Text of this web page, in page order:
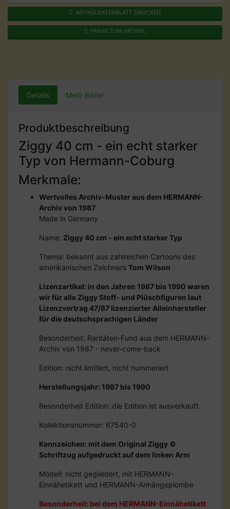
ARTIKELDATENBLATT DRUCKEN
FRAGE ZUM ARTIKEL
Details Mehr Bilder
Produktbeschreibung
Ziggy 40 cm - ein echt starker
Typ von Hermann-Coburg
Merkmale:
Wertvolles Archiv-Muster aus dem HERMANN-
Archiv von 1987
Made in Germany
Name: Ziggy 40 cm - ein echt starker Typ
Thema: bekannt aus zahlreichen Cartoons des
amerikanischen Zeichners Tom Wilson
Lizenzartikel: in den Jahren 1987 bis 1990 waren
wir für alle Ziggy Stoff- und Plüschfiguren laut
Lizenzvertrag 47/87 lizenzierter Alleinhersteller
für die deutschsprachigen Länder
Besonderheit: Raritäten-Fund aus dem HERMANN-
Archiv von 1987 - never-come-back
Edition: nicht limitiert, nicht nummeriert
Herstellungsjahr: 1987 bis 1990
Besonderheit Edition: die Edition ist ausverkauft
Kollektionsnummer: 67540-0
Kennzeichen: mit dem Original Ziggy ©
Schriftzug aufgedruckt auf dem linken Arm
Modell: nicht gegliedert, mit HERMANN-
Einnähetikett und HERMANN-Anhängeplombe
Besonderheit: bei dem HERMANN-Einnähetikett